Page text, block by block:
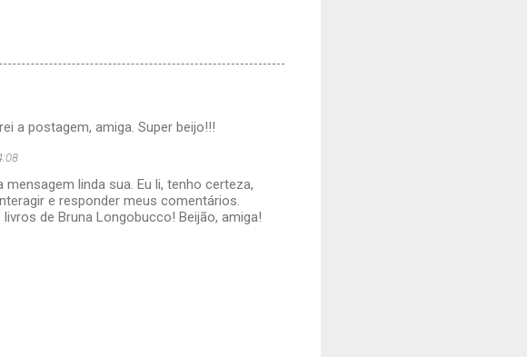
a postagem, amiga. Super beijo!!!
linda sua. Eu li, tenho certeza,
e responder meus comentários.
de Bruna Longobucco! Beijão, amiga!